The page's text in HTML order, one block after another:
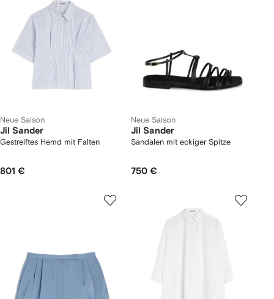
Neue Saison
Jil Sander
Gestreiftes Hemd mit Falten
801 €
Neue Saison
Jil Sander
Sandalen mit eckiger Spitze
750 €